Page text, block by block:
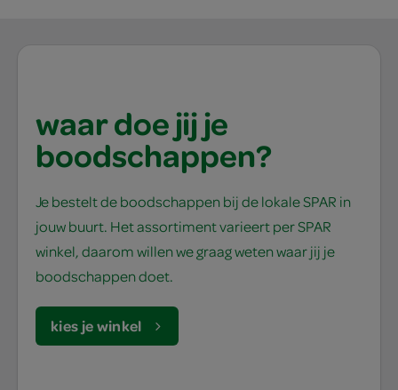
waar doe jij je
boodschappen?
Je bestelt de boodschappen bij de lokale SPAR in
jouw buurt. Het assortiment varieert per SPAR
winkel, daarom willen we graag weten waar jij je
boodschappen doet.
kies je winkel